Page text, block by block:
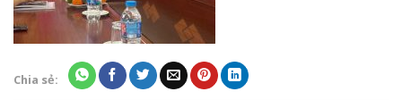
Chia sẻ: